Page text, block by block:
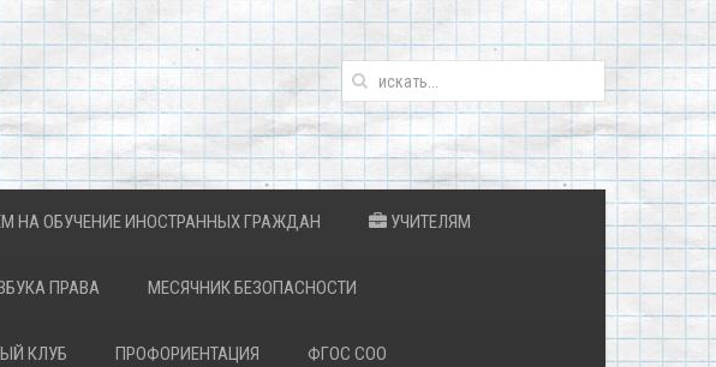
НА ОБУЧЕНИЕ ИНОСТРАННЫХ ГРАЖДАН УЧИТЕЛЯМ
ПРАВА МЕСЯЧНИК БЕЗОПАСНОСТИ
КЛУБ ПРОФОРИЕНТАЦИЯ ФГОС СОО